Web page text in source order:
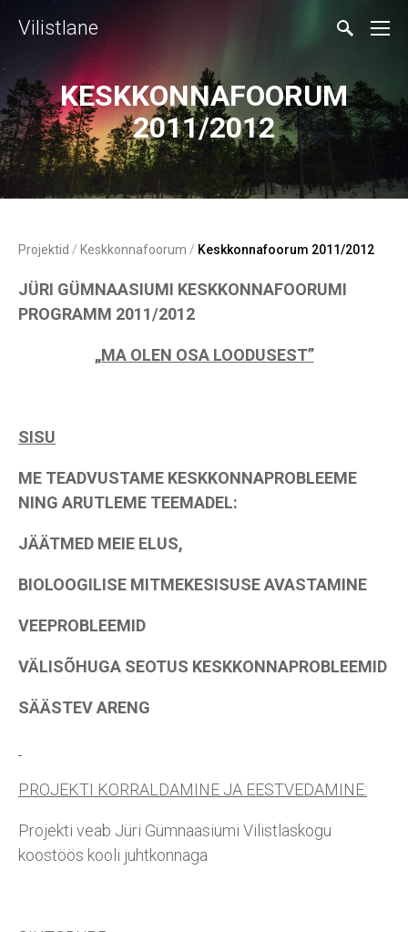
Vilistlane
KESKKONNAFOORUM
2011/2012
Projektid / Keskkonnafoorum / Keskkonnafoorum 2011/2012
JÜRI GÜMNAASIUMI KESKKONNAFOORUMI
PROGRAMM 2011/2012
„MA OLEN OSA LOODUSEST”
SISU
ME TEADVUSTAME KESKKONNAPROBLEEME
NING ARUTLEME TEEMADEL:
JÄÄTMED MEIE ELUS,
BIOLOOGILISE MITMEKESISUSE AVASTAMINE
VEEPROBLEEMID
VÄLISÕHUGA SEOTUS KESKKONNAPROBLEEMID
SÄÄSTEV ARENG
PROJEKTI KORRALDAMINE JA EESTVEDAMINE:
Projekti veab Jüri Gümnaasiumi Vilistlaskogu
koostöös kooli juhtkonnaga